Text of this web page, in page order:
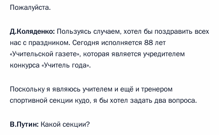
Пожалуйста.
Д.Коляденко: Пользуясь случаем, хотел бы поздравить всех
нас с праздником. Сегодня исполняется 88 лет
«Учительской газете», которая является учредителем
конкурса «Учитель года».
Поскольку я являюсь учителем и ещё и тренером
спортивной секции кудо, я бы хотел задать два вопроса.
В.Путин: Какой секции?